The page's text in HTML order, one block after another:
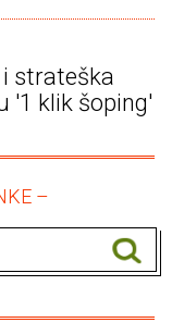
strateška
'1 klik šoping'
–